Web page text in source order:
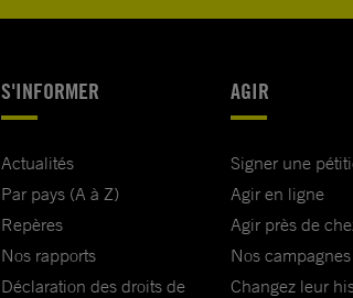
S'INFORMER
Actualités
Par pays (A à Z)
Repères
Nos rapports
Déclaration des droits de
AGIR
Signer une
Agir en ligne
Agir près de
Nos campagnes
Changez leur